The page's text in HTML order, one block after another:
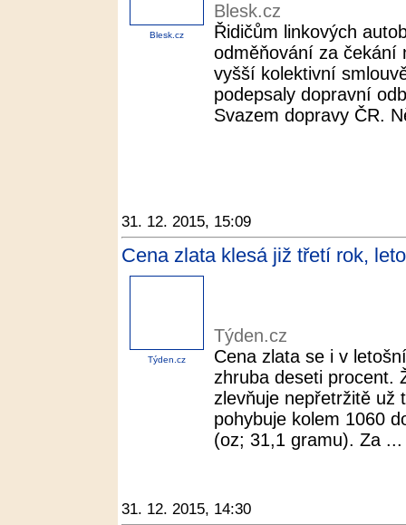
Blesk.cz
Blesk.cz
Řidičům linkových
odměňování za čekání
vyšší kolektivní
podepsaly dopravní
Svazem dopravy ČR.
31. 12. 2015, 15:09
Cena zlata klesá již třetí rok,
Týden.cz
Týden.cz
Cena zlata se i v
zhruba deseti procent.
zlevňuje nepřetržitě už
pohybuje kolem 1060
(oz; 31,1 gramu). Za ...
31. 12. 2015, 14:30